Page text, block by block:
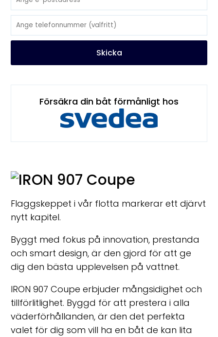
Skicka
Försäkra din båt förmånligt hos
Flaggskeppet i vår flotta markerar ett djärvt
nytt kapitel.
Byggt med fokus på innovation, prestanda
och smart design, är den gjord för att ge
dig den bästa upplevelsen på vattnet.
IRON 907 Coupe erbjuder mångsidighet och
tillförlitlighet. Byggd för att prestera i alla
väderförhållanden, är den det perfekta
valet för dig som vill ha en båt de kan lita